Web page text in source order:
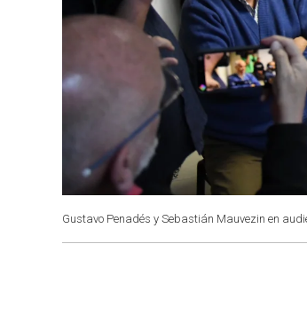
Gustavo Penadés y Sebastián Mauvezin en